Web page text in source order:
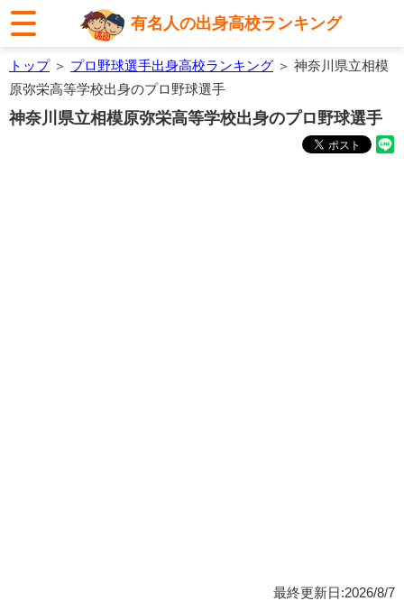
有名人の出身高校ランキング
トップ＞ プロ野球選手出身高校ランキング ＞ 神奈川県立相模
原弥栄高等学校出身のプロ野球選手
神奈川県立相模原弥栄高等学校出身のプロ野球選手
最終更新日:2026/8/7